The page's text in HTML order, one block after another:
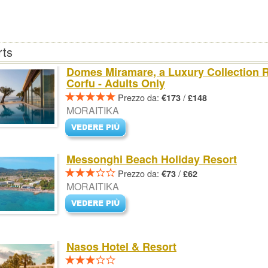
Domes Miramare, a Luxury Collection
Corfu - Adults Only
Prezzo da: €173 / £148
MORAITIKA
Messonghi Beach Holiday Resort
Prezzo da: €73 / £62
MORAITIKA
Nasos Hotel & Resort